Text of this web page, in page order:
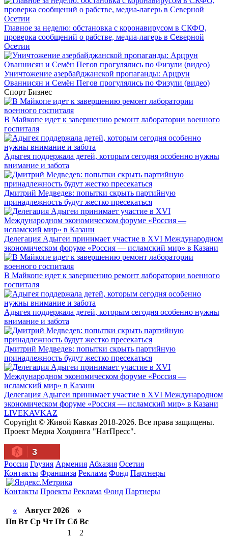
Главное за неделю: обстановка с коронавирусом в СКФО,
проверка сообщений о рабстве, медиа-лагерь в Северной
Осетии
Уничтожение азербайджанской пропаганды: Арцрун
Ованнисян и Семён Пегов прогулялись по Физули (видео)
Спорт Бизнес
В Майкопе идет к завершению ремонт лаборатории военного
госпиталя
Адыгея поддержала детей, которым сегодня особенно нужны
внимание и забота
Дмитрий Медведев: попытки скрыть партийную
принадлежность будут жестко пресекаться
Делегация Адыгеи принимает участие в XVI Международном
экономическом форуме «Россия — исламский мир» в Казани
В Майкопе идет к завершению ремонт лаборатории военного
госпиталя
Адыгея поддержала детей, которым сегодня особенно нужны
внимание и забота
Дмитрий Медведев: попытки скрыть партийную
принадлежность будут жестко пресекаться
Делегация Адыгеи принимает участие в XVI Международном
экономическом форуме «Россия — исламский мир» в Казани
LIVEKAVKAZ
Copyright © Живой Кавказ 2018-2026. Все права защищены.
Проект Медиа Холдинга "НатПресс".
3
Россия Грузия Армения Абхазия Осетия
Контакты Франшиза Реклама Фонд Партнеры
Контакты Проекты Реклама Фонд Партнеры
« Август 2026 »
Пн Вт Ср Чт Пт Сб Вс
1
2